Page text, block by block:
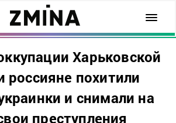
Харьковской
россияне похитили
и снимали на
преступления